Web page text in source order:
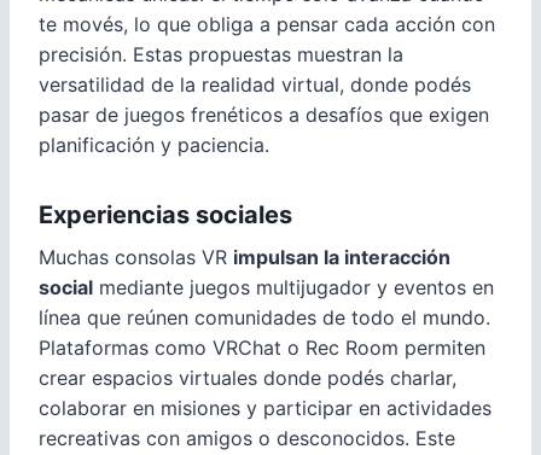
te movés, lo que obliga a pensar cada acción con
precisión. Estas propuestas muestran la
versatilidad de la realidad virtual, donde podés
pasar de juegos frenéticos a desafíos que exigen
planificación y paciencia.
Experiencias sociales
Muchas consolas VR impulsan la interacción
social mediante juegos multijugador y eventos en
línea que reúnen comunidades de todo el mundo.
Plataformas como VRChat o Rec Room permiten
crear espacios virtuales donde podés charlar,
colaborar en misiones y participar en actividades
recreativas con amigos o desconocidos. Este